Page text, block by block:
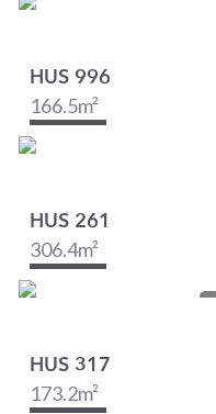
HUS 996
166.5m²
HUS 261
306.4m²
HUS 317
173.2m²